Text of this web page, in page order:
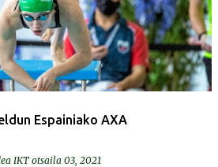
Espainiako AXA
IKTotsaila 03, 2021